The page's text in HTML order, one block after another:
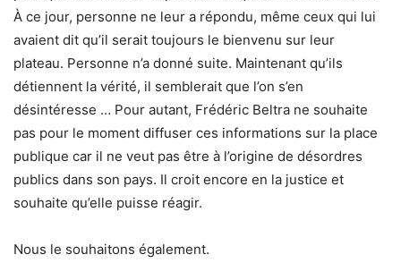
À ce jour, personne ne leur a répondu, même ceux qui lui
avaient dit qu’il serait toujours le bienvenu sur leur
plateau. Personne n’a donné suite. Maintenant qu’ils
détiennent la vérité, il semblerait que l’on s’en
désintéresse … Pour autant, Frédéric Beltra ne souhaite
pas pour le moment diffuser ces informations sur la place
publique car il ne veut pas être à l’origine de désordres
publics dans son pays. Il croit encore en la justice et
souhaite qu’elle puisse réagir.
Nous le souhaitons également.